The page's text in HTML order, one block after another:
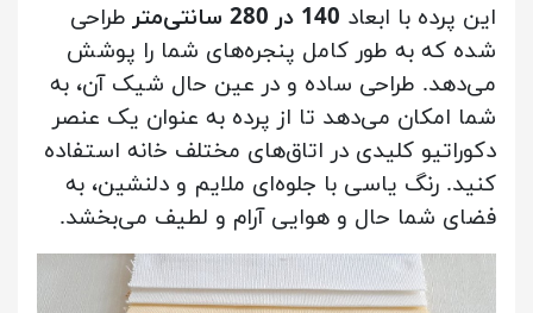
این پرده با ابعاد 140 در 280 سانتی‌متر
طراحی
شده که به طور کامل پنجره‌های شما را پوشش
می‌دهد. طراحی ساده و در عین حال شیک آن، به
شما امکان می‌دهد تا از پرده به عنوان یک عنصر
دکوراتیو کلیدی در اتاق‌های مختلف خانه استفاده
کنید. رنگ یاسی با جلوه‌ای ملایم و دلنشین، به
فضای شما حال و هوایی آرام و لطیف می‌بخشد.